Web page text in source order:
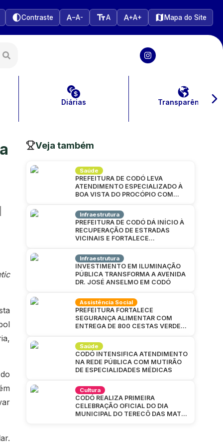
Contraste A- A A+ Mapa do Site
Diárias Transparência
Veja também
Saúde
PREFEITURA DE CODÓ LEVA
ATENDIMENTO ESPECIALIZADO À
BOA VISTA DO PROCÓPIO COM
Infraestrutura
PREFEITURA DE CODÓ DÁ INÍCIO À
RECUPERAÇÃO DE ESTRADAS
VICINAIS E FORTALECE
Infraestrutura
INVESTIMENTO EM ILUMINAÇÃO
PÚBLICA TRANSFORMA A AVENIDA
DR. JOSÉ ANSELMO EM CODÓ
Assistência Social
PREFEITURA FORTALECE
SEGURANÇA ALIMENTAR COM
ENTREGA DE 800 CESTAS VERDES
Saúde
CODÓ INTENSIFICA ATENDIMENTO
NA REDE PÚBLICA COM MUTIRÃO
DE ESPECIALIDADES MÉDICAS
Cultura
CODÓ REALIZA PRIMEIRA
CELEBRAÇÃO OFICIAL DO DIA
MUNICIPAL DO TERECÔ DAS MATAS